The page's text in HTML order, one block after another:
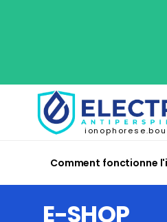
Comment fonctionne
E-SHOP